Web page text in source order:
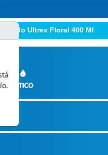
Ultrex Floral 400 Ml